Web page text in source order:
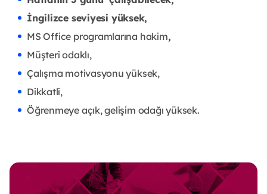
İngilizce seviyesi yüksek,
MS Office programlarına hakim,
Müşteri odaklı,
Çalışma motivasyonu yüksek,
Dikkatli,
Öğrenmeye açık, gelişim odağı yüksek.